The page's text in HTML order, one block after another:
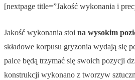
[nextpage title=”Jakość wykonania i
Jakość wykonania stoi na wysokim
składowe korpusu gryzonia wydają się
palce będą trzymać się swoich pozycji
konstrukcji wykonano z tworzyw